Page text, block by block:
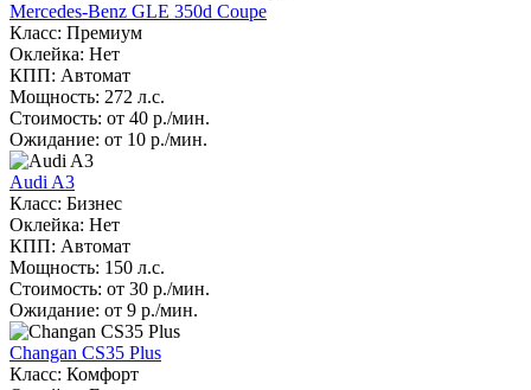
Mercedes-Benz GLE 350d Coupe
Класс: Премиум
Оклейка: Нет
КПП: Автомат
Мощность: 272 л.с.
Стоимость: от 40 р./мин.
Ожидание: от 10 р./мин.
Audi A3
Класс: Бизнес
Оклейка: Нет
КПП: Автомат
Мощность: 150 л.с.
Стоимость: от 30 р./мин.
Ожидание: от 9 р./мин.
Changan CS35 Plus
Класс: Комфорт